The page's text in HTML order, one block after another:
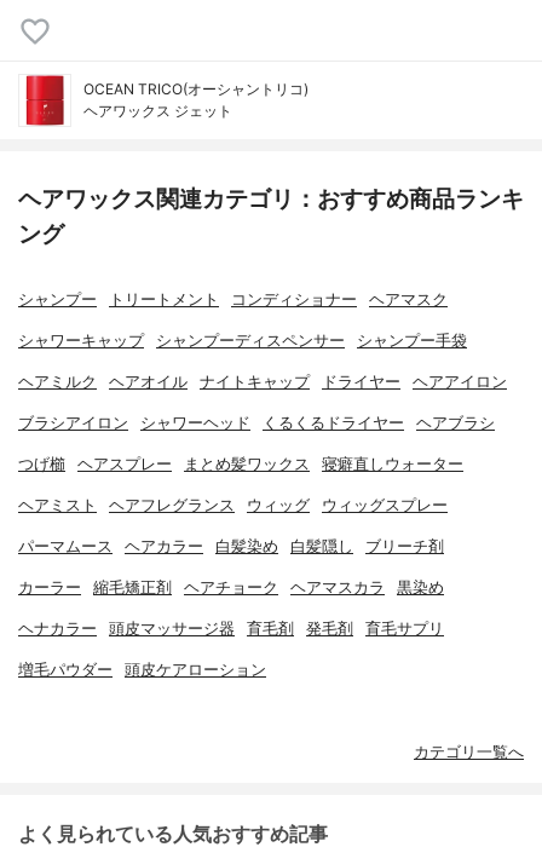
OCEAN TRICO(オーシャントリコ)
ヘアワックス ジェット
ヘアワックス関連カテゴリ：おすすめ商品ランキ
ング
シャンプー トリートメント コンディショナー ヘアマスク
シャワーキャップ シャンプーディスペンサー シャンプー手袋
ヘアミルク ヘアオイル ナイトキャップ ドライヤー ヘアアイロン
ブラシアイロン シャワーヘッド くるくるドライヤー ヘアブラシ
つげ櫛 ヘアスプレー まとめ髪ワックス 寝癖直しウォーター
ヘアミスト ヘアフレグランス ウィッグ ウィッグスプレー
パーマムース ヘアカラー 白髪染め 白髪隠し ブリーチ剤
カーラー 縮毛矯正剤 ヘアチョーク ヘアマスカラ 黒染め
ヘナカラー 頭皮マッサージ器 育毛剤 発毛剤 育毛サプリ
増毛パウダー 頭皮ケアローション
カテゴリ一覧へ
よく見られている人気おすすめ記事